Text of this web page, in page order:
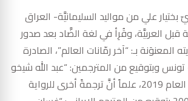
علي من مواليد السليمانيَّة- العراق
قبل العربيَّة، وقُرِأ في لغة الضَّاد بعد صدور
المعنوَنة بـ: “آخر رمّانات العالم”، الصادرة
وبتوقيع من المترجمين: “عبد الله شيخو
و ابراهيم خليل” في العام 2019، علماً أنَّ ترجمةً أخرى للرواية